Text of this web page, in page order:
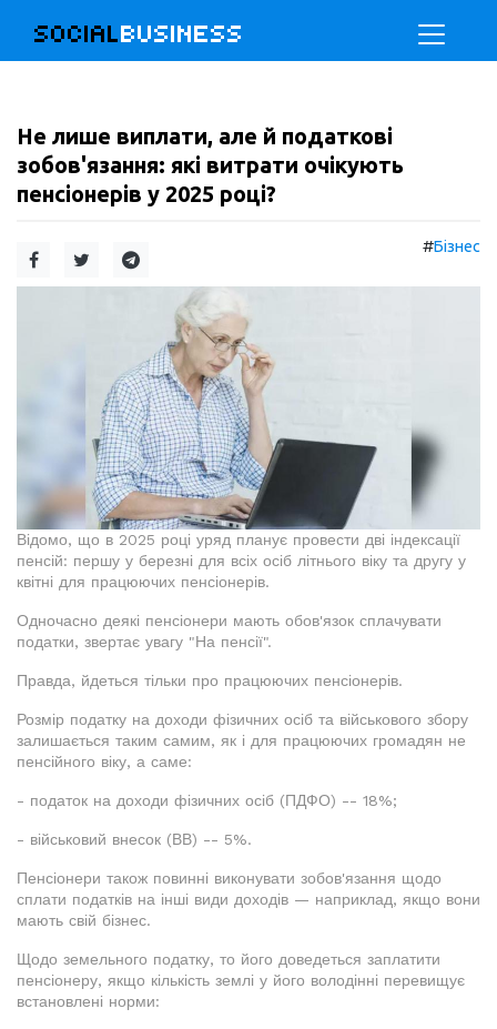
SOCIALBUSINESS
Не лише виплати, але й податкові
зобов'язання: які витрати очікують
пенсіонерів у 2025 році?
#Бізнес
Відомо, що в 2025 році уряд планує провести дві індексації
пенсій: першу у березні для всіх осіб літнього віку та другу у
квітні для працюючих пенсіонерів.
Одночасно деякі пенсіонери мають обов'язок сплачувати
податки, звертає увагу "На пенсії".
Правда, йдеться тільки про працюючих пенсіонерів.
Розмір податку на доходи фізичних осіб та військового збору
залишається таким самим, як і для працюючих громадян не
пенсійного віку, а саме:
- податок на доходи фізичних осіб (ПДФО) -- 18%;
- військовий внесок (ВВ) -- 5%.
Пенсіонери також повинні виконувати зобов'язання щодо
сплати податків на інші види доходів — наприклад, якщо вони
мають свій бізнес.
Щодо земельного податку, то його доведеться заплатити
пенсіонеру, якщо кількість землі у його володінні перевищує
встановлені норми: